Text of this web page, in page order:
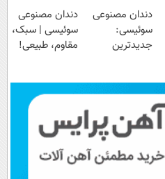
دندان مصنوعی
سوئیسی:
جدیدترین
پرداخت قسطی
دندان مصنوعی
سوئیسی | سبک،
مقاوم، طبیعی!
اقساطی😍